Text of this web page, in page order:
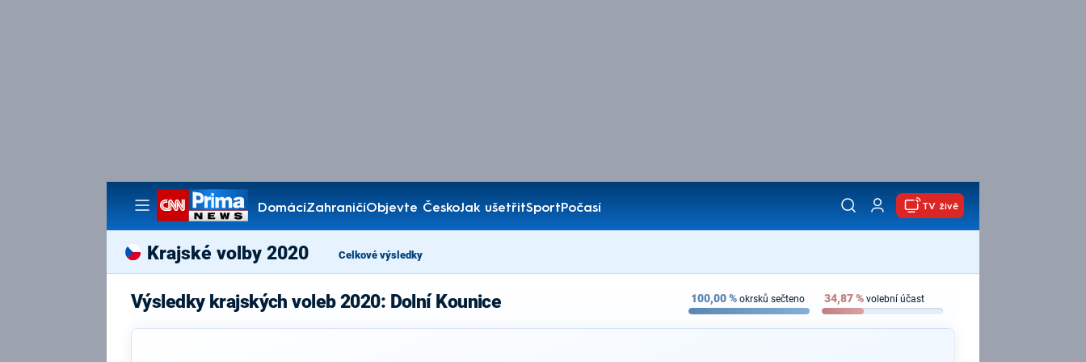
DomácíZahraničíObjevte ČeskoJak ušetřitSportPočasí
Pořady
TV živě
Krajské volby 2020 Celkové výsledky
Výsledky krajských voleb 2020: Dolní Kounice 100,00% okrsků sečteno 34,87% volební účast